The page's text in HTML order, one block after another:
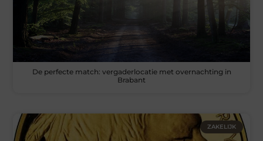
De perfecte match: vergaderlocatie met overnachting in
Brabant
ZAKELIJK